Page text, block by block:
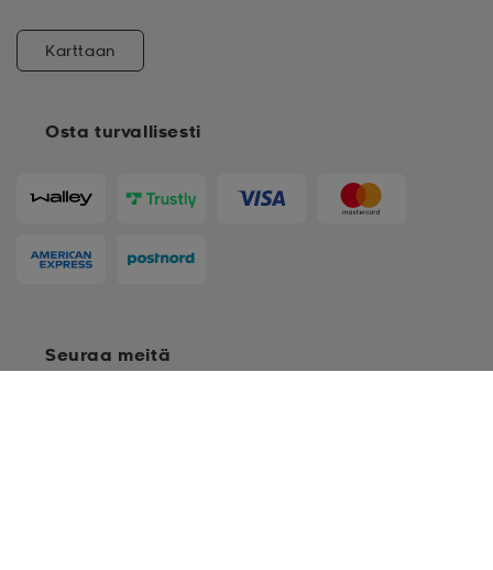
Osta turvallisesti
Karttaan
Seuraa meitä